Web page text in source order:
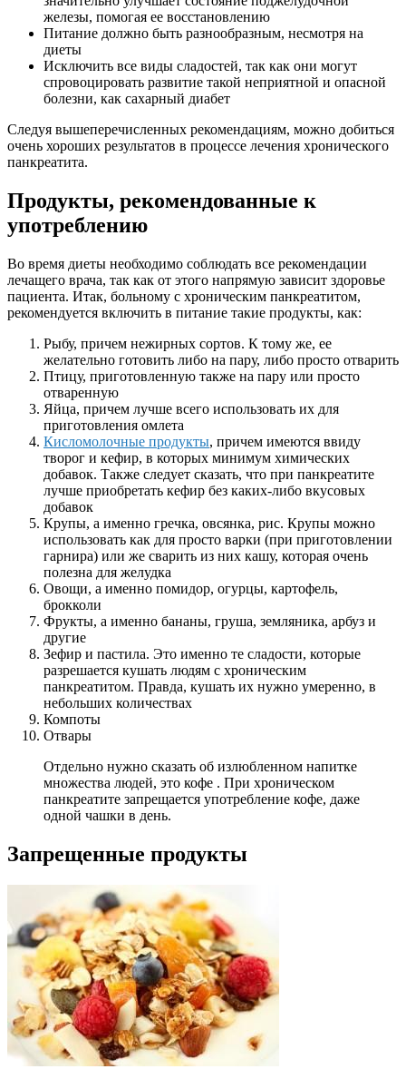
железы, помогая ее восстановлению
Питание должно быть разнообразным, несмотря на
диеты
Исключить все виды сладостей, так как они могут
спровоцировать развитие такой неприятной и опасной
болезни, как сахарный диабет
Следуя вышеперечисленных рекомендациям, можно добиться
очень хороших результатов в процессе лечения хронического
панкреатита.
Продукты, рекомендованные к
употреблению
Во время диеты необходимо соблюдать все рекомендации
лечащего врача, так как от этого напрямую зависит здоровье
пациента. Итак, больному с хроническим панкреатитом,
рекомендуется включить в питание такие продукты, как:
Рыбу, причем нежирных сортов. К тому же, ее
желательно готовить либо на пару, либо просто отварить
Птицу, приготовленную также на пару или просто
отваренную
Яйца, причем лучше всего использовать их для
приготовления омлета
Кисломолочные продукты, причем имеются ввиду
творог и кефир, в которых минимум химических
добавок. Также следует сказать, что при панкреатите
лучше приобретать кефир без каких-либо вкусовых
добавок
Крупы, а именно гречка, овсянка, рис. Крупы можно
использовать как для просто варки (при приготовлении
гарнира) или же сварить из них кашу, которая очень
полезна для желудка
Овощи, а именно помидор, огурцы, картофель,
брокколи
Фрукты, а именно бананы, груша, земляника, арбуз и
другие
Зефир и пастила. Это именно те сладости, которые
разрешается кушать людям с хроническим
панкреатитом. Правда, кушать их нужно умеренно, в
небольших количествах
Компоты
Отвары
Отдельно нужно сказать об излюбленном напитке
множества людей, это кофе . При хроническом
панкреатите запрещается употребление кофе, даже
одной чашки в день.
Запрещенные продукты